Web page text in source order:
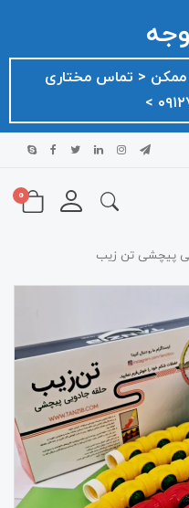
ممکن ‌< تماس مختاری
>
0
پیچشی تن زیب